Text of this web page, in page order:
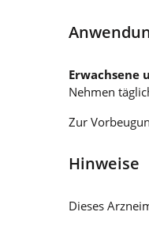
Erwachsene
Nehmen
Zur
Hinweise
Dieses